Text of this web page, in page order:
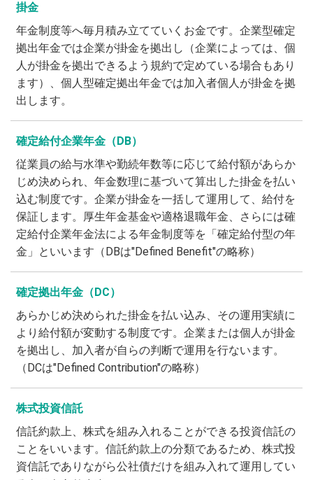
掛金
年金制度等へ毎月積み立てていくお金です。企業型確定
拠出年金では企業が掛金を拠出し（企業によっては、個
人が掛金を拠出できるよう規約で定めている場合もあり
ます）、個人型確定拠出年金では加入者個人が掛金を拠
出します。
確定給付企業年金（DB）
従業員の給与水準や勤続年数等に応じて給付額があらか
じめ決められ、年金数理に基づいて算出した掛金を払い
込む制度です。企業が掛金を一括して運用して、給付を
保証します。厚生年金基金や適格退職年金、さらには確
定給付企業年金法による年金制度等を「確定給付型の年
金」といいます（DBは"Defined Benefit"の略称）
確定拠出年金（DC）
あらかじめ決められた掛金を払い込み、その運用実績に
より給付額が変動する制度です。企業または個人が掛金
を拠出し、加入者が自らの判断で運用を行ないます。
（DCは"Defined Contribution"の略称）
株式投資信託
信託約款上、株式を組み入れることができる投資信託の
ことをいいます。信託約款上の分類であるため、株式投
資信託でありながら公社債だけを組み入れて運用してい